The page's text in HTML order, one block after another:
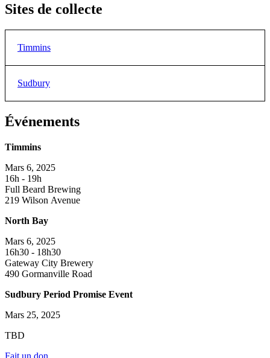
Sites de collecte
Timmins
Bureau de Centraide
Sudbury
Beard's Coffee Bar And Bakery
Chris' Your Indepent Grocer
82 Lorne St, Sudbury
DeSimone Shoes & Spa
761 Lasalle Blvd Unit B, Sudbury
Expressions Dental Hygien Clinic
1313 Lorne St, Sudbury
Real Canadian Superstore
1485 Lasalle Blvd, Sudbury
Roger & Nancy's Your Independent Grocer
65 Regional Rd 24, Lively
Shannon’s Community Pharmacy
9 Notre Dame St E, Azida
United Way Centraide Office
957 Cambrian Heights Dr. Unit 101, Sudbury
Événements
Timmins
Mars 6, 2025
16h - 19h
Full Beard Brewing
219 Wilson Avenue
North Bay
Mars 6, 2025
16h30 - 18h30
Gateway City Brewery
490 Gormanville Road
Sudbury Period Promise Event
Mars 25, 2025
TBD
Fait un don